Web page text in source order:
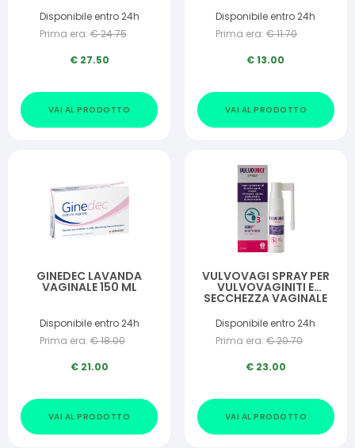
Disponibile entro 24h
Prima era: €24.75
€ 27.50
VAI AL PRODOTTO
Disponibile entro 24h
Prima era: €11.70
€13.00
VAI AL PRODOTTO
GINEDEC LAVANDA
VAGINALE 150 ML
Disponibile entro 24h
Prima era: €18.00
€ 21.00
VAI AL PRODOTTO
VULVOVAGI SPRAY PER
VULVOVAGINITI E
SECCHEZZA VAGINALE
Disponibile entro 24h
Prima era: €20.70
€ 23.00
VAI AL PRODOTTO